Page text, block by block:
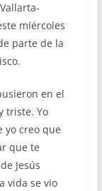
miércoles
parte de la
en el
triste. Yo
yo creo que
que te
Jesús
vida se vio